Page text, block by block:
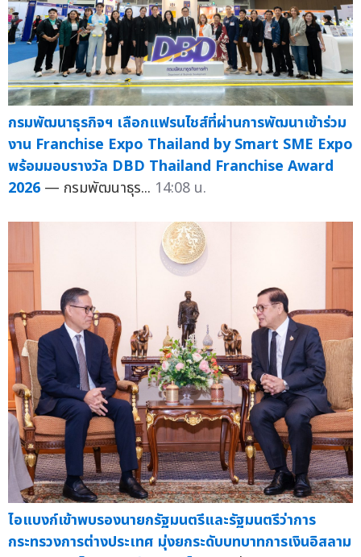
กรมพัฒนาธุรกิจฯ เลือกแฟรนไชส์ที่ผ่านการพัฒนาเข้าร่วม
งาน Franchise Expo Thailand by Smart SME Expo
พร้อมมอบรางวัล DBD Thailand Franchise Award
2026 — กรมพัฒนาธุร... 14:08 น.
ไอแบงก์เข้าพบรองนายกรัฐมนตรีและรัฐมนตรีว่าการ
กระทรวงการต่างประเทศ มุ่งยกระดับบทบาทการเงินอิสลาม